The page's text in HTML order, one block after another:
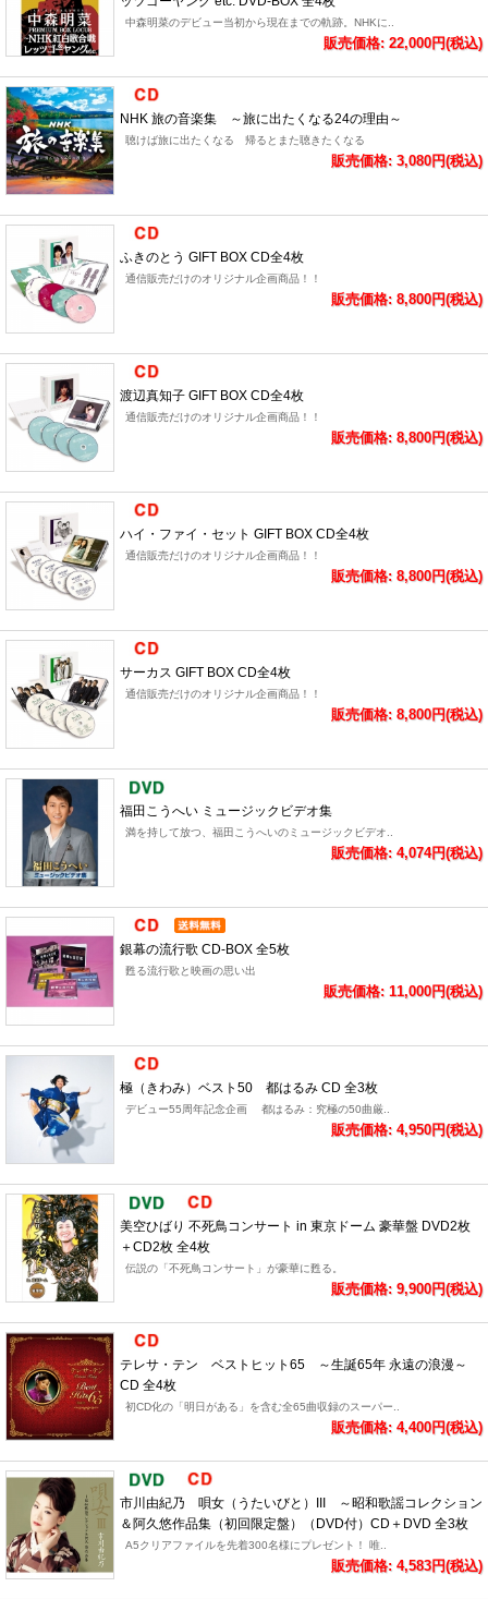
中森明菜のデビュー当初から現在までの軌跡。NHKに..
販売価格: 22,000円(税込)
NHK 旅の音楽集 ～旅に出たくなる24の理由～
聴けば旅に出たくなる 帰るとまた聴きたくなる
販売価格: 3,080円(税込)
ふきのとう GIFT BOX CD全4枚
通信販売だけのオリジナル企画商品！！
販売価格: 8,800円(税込)
渡辺真知子 GIFT BOX CD全4枚
通信販売だけのオリジナル企画商品！！
販売価格: 8,800円(税込)
ハイ・ファイ・セット GIFT BOX CD全4枚
通信販売だけのオリジナル企画商品！！
販売価格: 8,800円(税込)
サーカス GIFT BOX CD全4枚
通信販売だけのオリジナル企画商品！！
販売価格: 8,800円(税込)
福田こうへい ミュージックビデオ集
満を持して放つ、福田こうへいのミュージックビデオ..
販売価格: 4,074円(税込)
銀幕の流行歌 CD-BOX 全5枚
甦る流行歌と映画の思い出
販売価格: 11,000円(税込)
極（きわみ）ベスト50 都はるみ CD 全3枚
デビュー55周年記念企画 都はるみ：究極の50曲厳..
販売価格: 4,950円(税込)
美空ひばり 不死鳥コンサート in 東京ドーム 豪華盤 DVD2枚
＋CD2枚 全4枚
伝説の「不死鳥コンサート」が豪華に甦る。
販売価格: 9,900円(税込)
テレサ・テン ベストヒット65 ～生誕65年 永遠の浪漫～
CD 全4枚
初CD化の「明日がある」を含む全65曲収録のスーパー..
販売価格: 4,400円(税込)
市川由紀乃 唄女（うたいびと）III ～昭和歌謡コレクション
＆阿久悠作品集（初回限定盤）（DVD付）CD＋DVD 全3枚
A5クリアファイルを先着300名様にプレゼント！ 唯..
販売価格: 4,583円(税込)